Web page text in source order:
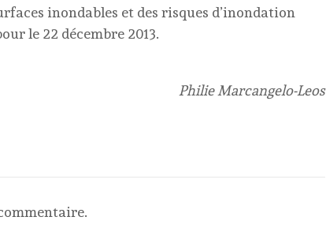
inondables et des risques d’inondation
le 22 décembre 2013.
Philie Marcangelo-Leos